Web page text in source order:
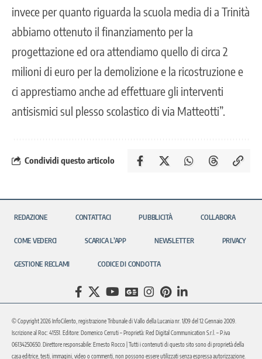
invece per quanto riguarda la scuola media di a Trinità
abbiamo ottenuto il finanziamento per la
progettazione ed ora attendiamo quello di circa 2
milioni di euro per la demolizione e la ricostruzione e
ci apprestiamo anche ad effettuare gli interventi
antisismici sul plesso scolastico di via Matteotti”.
Condividi questo articolo
REDAZIONE CONTATTACI PUBBLICITÀ COLLABORA
COME VEDERCI SCARICA L’APP NEWSLETTER PRIVACY
GESTIONE RECLAMI CODICE DI CONDOTTA
© Copyright 2026 InfoCilento, registrazione Tribunale di Vallo della Lucania nr. 1/09 del 12 Gennaio 2009.
Iscrizione al Roc: 41551. Editore: Domenico Cerruti – Proprietà: Red Digital Communication S.r.l. – P.iva
06134250650. Direttore responsabile: Ernesto Rocco | Tutti i contenuti di questo sito sono di proprietà della
casa editrice, testi, immagini, video o commenti, non possono essere utilizzati senza espressa autorizzazione.